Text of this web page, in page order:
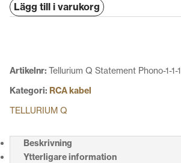
Statement
Lägg till i varukorg
Artikelnr: Tellurium Q Statement Phono-1-1-1
Kategori: RCA kabel
TELLURIUM Q
Beskrivning
Ytterligare information